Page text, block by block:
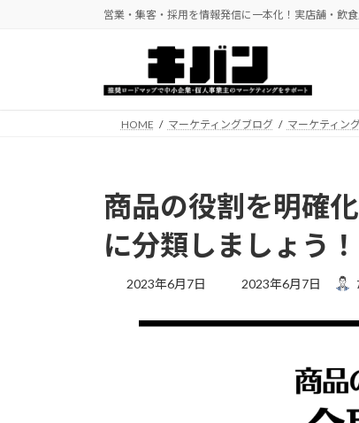
営業・集客・採用を情報発信に一本化！実店舗・飲
HOME マーケティングブログ マーケティン
商品の役割を明確
に分類しましょう！
2023年6月7日
最
2023年6月7日